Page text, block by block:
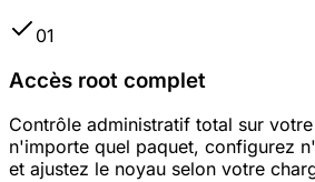
01
Accès root complet
Contrôle administratif total sur
n'importe quel paquet, configurez
et ajustez le noyau selon votre